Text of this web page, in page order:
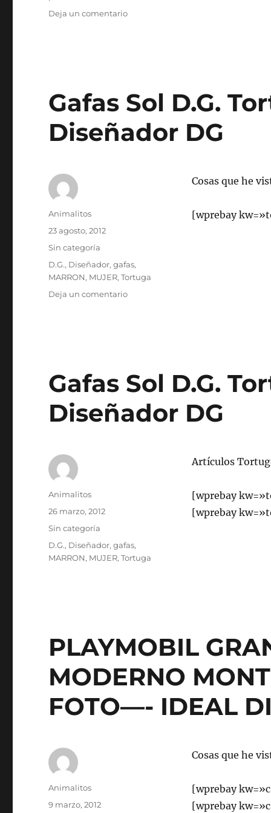
Deja un comentarioen
NUEVO
Gafas Sol D.G.
Diseñador DG
Cosas que he
[wprebay
Autor
Animalitos
Publicado
el
23 agosto, 2012
Categorías
Sin categoría
Etiquetas
D.G., Diseñador,gafas,
MARRON, MUJER,Tortuga
Deja un comentarioen
Diseñador
DG
Gafas Sol D.G.
Diseñador DG
Artículos
[wprebay
[wprebay
Autor
Animalitos
Publicado
el
26 marzo, 2012
Categorías
Sin categoría
Etiquetas
D.G., Diseñador,gafas,
MARRON, MUJER,Tortuga
PLAYMOBIL
MODERNO
FOTO—- IDEAL
Cosas que he
[wprebay
[wprebay
Autor
Animalitos
Publicado
9 marzo, 2012